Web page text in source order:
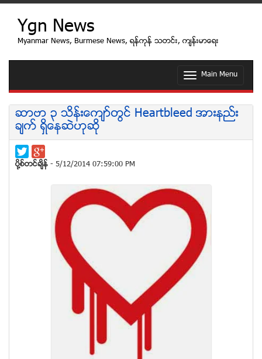
Ygn News
Myanmar News, Burmese News, ရန္ကုန္ သတင္း, က်န္းမာေရး
T
g
l
n
i
Main Menu
ဆာဗာ ၃ သိန္းေက်ာ္တြင္ Heartbleed အားနည္း
ခ်က္ ရွိေနဆဲဟုဆုိ
ပုိ႔စ္တင္ခ်ိန္ - 5/12/2014 07:59:00 PM